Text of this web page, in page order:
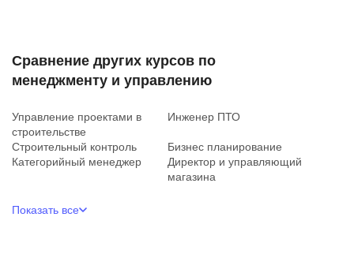
Сравнение других курсов по
менеджменту и управлению
Управление проектами в
строительстве
Инженер ПТО
Строительный контроль
Бизнес планирование
Категорийный менеджер
Директор и управляющий
магазина
Показать все